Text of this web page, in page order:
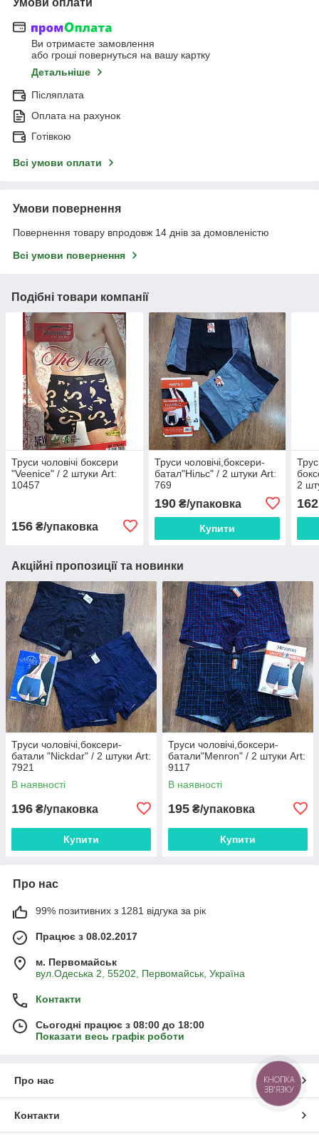
Ви отримаєте замовлення
або гроші повернуться на вашу картку
Детальніше
Післяплата
Оплата на рахунок
Готівкою
Всі умови оплати
Умови повернення
Повернення товару впродовж 14 днів за домовленістю
Всі умови повернення
Подібні товари компанії
Труси чоловічі боксери
"Veenice" / 2 штуки Art:
10457
156 ₴/упаковка
Труси чоловічі,боксери-
батал"Нільс" / 2 штуки Art:
769
190₴/упаковка
Купити
2
162
Акційні пропозиції та новинки
Труси чоловічі,боксери-
батали "Nickdar" / 2 штуки Art:
7921
В наявності
196 ₴/упаковка
Купити
Труси чоловічі,боксери-
батали"Menron" / 2 штуки Art:
9117
В наявності
195 ₴/упаковка
Купити
Про нас
99% позитивних з 1281 відгука за рік
Працює з 08.02.2017
м. Первомайськ
вул.Одеська 2, 55202, Первомайськ, Україна
Контакти
Сьогодні працює з 08:00 до 18:00
Показати весь графік роботи
Про нас
Контакти
КНОПКА
ЗВ'ЯЗКУ